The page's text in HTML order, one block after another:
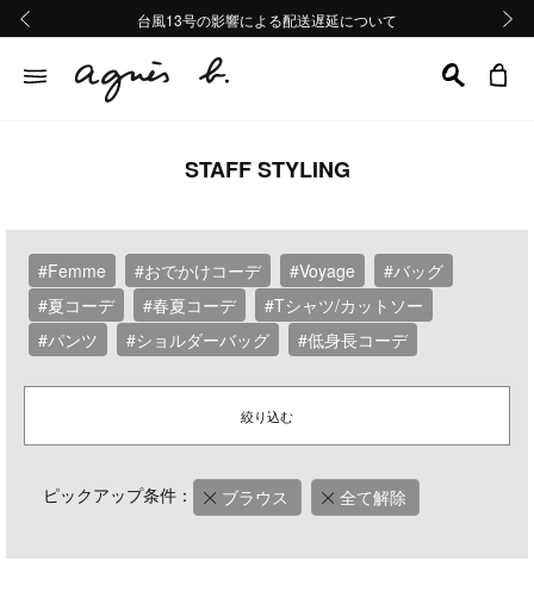
熊本地域地震の影響による配送遅延について
Summer Sale 2buy10%OFF!!
台風13号の影響による配送遅延について
熊本地域地震の影響による配送遅延について
Summer Sale 2buy10%OFF!!
STAFF STYLING
#Femme #おでかけコーデ #Voyage
#バッグ
#夏コーデ
#春夏コーデ
#Tシャツ/カットソー
#パンツ
#ショルダーバッグ #低身長コーデ
絞り込む
ピックアップ条件： ブラウス 全て解除